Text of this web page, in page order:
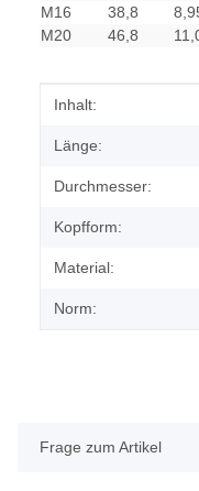
M16
38,8
M20
46,8
Produkteigenschaft
Wert
Inhalt:
Länge:
Durchmesser:
Kopfform:
Material:
Norm:
Frage zum Artikel